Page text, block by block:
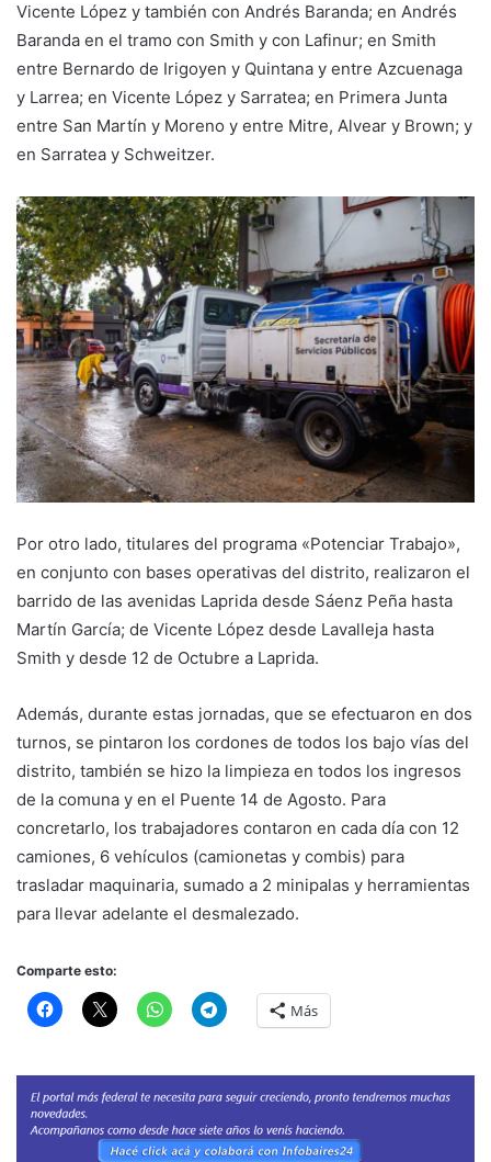
Vicente López y también con Andrés Baranda; en Andrés
Baranda en el tramo con Smith y con Lafinur; en Smith
entre Bernardo de Irigoyen y Quintana y entre Azcuenaga
y Larrea; en Vicente López y Sarratea; en Primera Junta
entre San Martín y Moreno y entre Mitre, Alvear y Brown; y
en Sarratea y Schweitzer.
Por otro lado, titulares del programa «Potenciar Trabajo»,
en conjunto con bases operativas del distrito, realizaron el
barrido de las avenidas Laprida desde Sáenz Peña hasta
Martín García; de Vicente López desde Lavalleja hasta
Smith y desde 12 de Octubre a Laprida.
Además, durante estas jornadas, que se efectuaron en dos
turnos, se pintaron los cordones de todos los bajo vías del
distrito, también se hizo la limpieza en todos los ingresos
de la comuna y en el Puente 14 de Agosto. Para
concretarlo, los trabajadores contaron en cada día con 12
camiones, 6 vehículos (camionetas y combis) para
trasladar maquinaria, sumado a 2 minipalas y herramientas
para llevar adelante el desmalezado.
Comparte esto:
Más